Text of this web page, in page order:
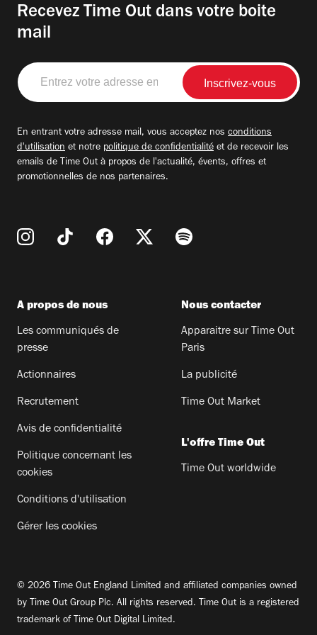
Recevez Time Out dans votre boite
mail
Entrez
votre
adresse
En entrant votre adresse mail, vous acceptez nos conditions
d'utilisation et notre politique de confidentialité et de recevoir les
emails de Time Out à propos de l'actualité, évents, offres et
promotionnelles de nos partenaires.
A propos de nous
Les communiqués de
presse
Actionnaires
Recrutement
Avis de confidentialité
Politique concernant les
cookies
Conditions d'utilisation
Gérer les cookies
Nous contacter
Apparaitre sur Time Out
Paris
La publicité
Time Out Market
L'offre Time Out
Time Out worldwide
© 2026 Time Out England Limited and affiliated companies owned
by Time Out Group Plc. All rights reserved. Time Out is a registered
trademark of Time Out Digital Limited.